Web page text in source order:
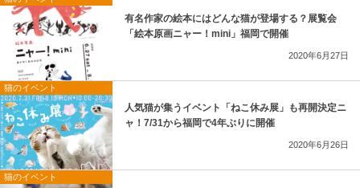
有名作家の絵本にはどんな猫が登場する？展覧会
「絵本原画ニャー！mini」福岡で開催
2020年6月27日
猫のイベント
人気猫が集うイベント「ねこ休み展」も再開決定ニ
ャ！7/31から福岡で4年ぶりに開催
2020年6月26日
猫のイベント